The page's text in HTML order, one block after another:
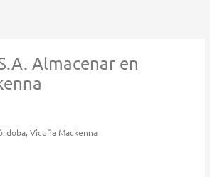
Almacenar en
Vicuña Mackenna